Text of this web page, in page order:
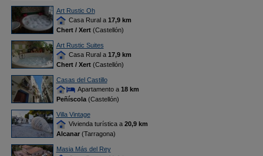
Art Rustic Oh
Casa Rural a 17,9 km
Chert / Xert(Castellón)
Art Rustic Suites
Casa Rural a 17,9 km
Chert / Xert(Castellón)
Casas del Castillo
Apartamento a 18 km
Peñíscola(Castellón)
Villa Vintage
Vivienda turística a 20,9 km
Alcanar(Tarragona)
Masia Más del Rey